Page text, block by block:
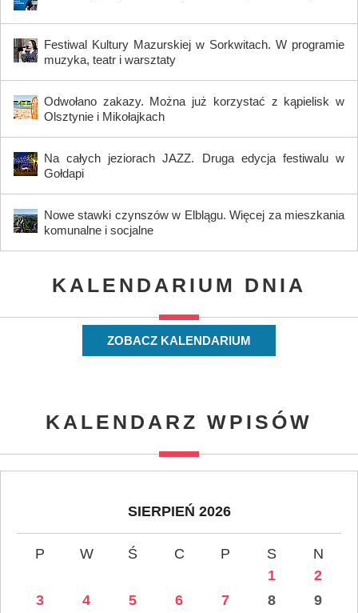
Festiwal Kultury Mazurskiej w Sorkwitach. W programie
muzyka, teatr i warsztaty
Odwołano zakazy. Można już korzystać z kąpielisk w
Olsztynie i Mikołajkach
Na całych jeziorach JAZZ. Druga edycja festiwalu w
Gołdapi
Nowe stawki czynszów w Elblągu. Więcej za mieszkania
komunalne i socjalne
KALENDARIUM DNIA
ZOBACZ KALENDARIUM
KALENDARZ WPISÓW
SIERPIEŃ 2026
P W Ś C P S
N
1
2
3
4 5 6 7 8
9